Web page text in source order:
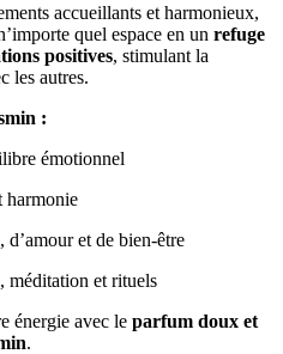
accueillants et harmonieux,
quel espace en un refuge
positives, stimulant la
les autres.
:
émotionnel
harmonie
d’amour et de bien-être
méditation et rituels
énergie avec le parfum doux et
.